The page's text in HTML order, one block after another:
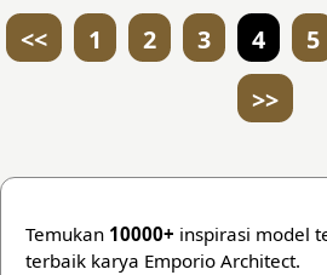
<< 1 2 3 4 5
>>
Temukan 10000+ inspirasi model
terbaik karya Emporio Architect.